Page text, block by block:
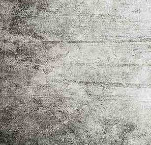
_MG_8965